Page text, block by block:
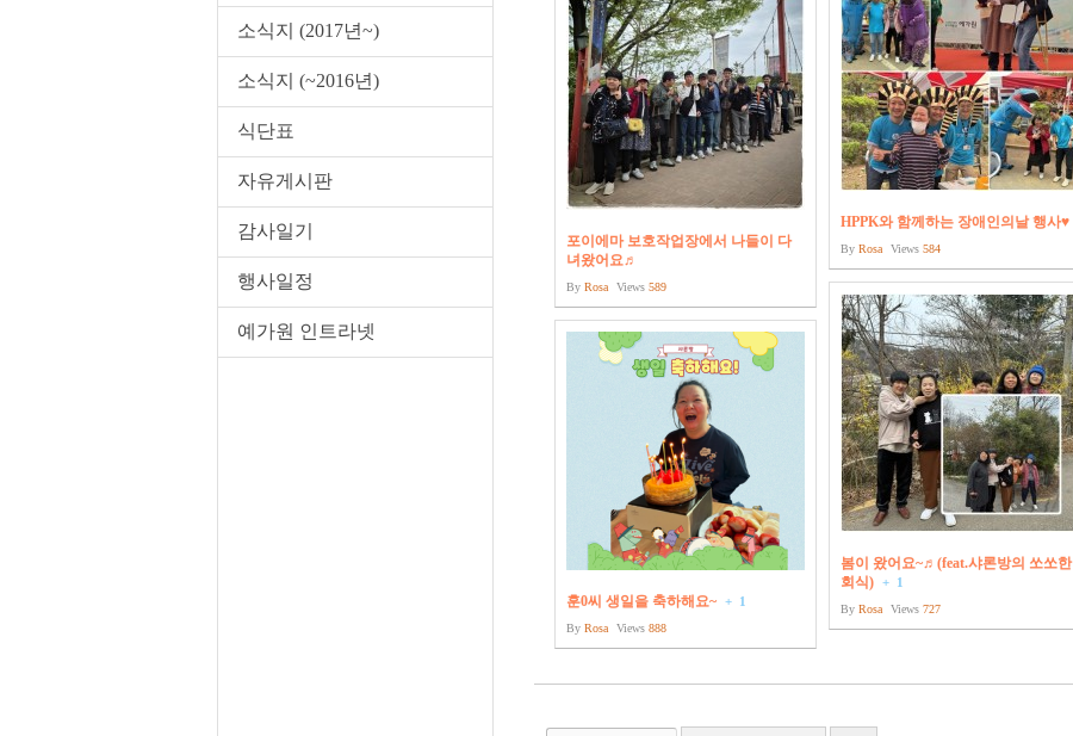
소식지 (2017년~)
소식지 (~2016년)
식단표
자유게시판
감사일기
행사일정
예가원 인트라넷
HPPK와 함께하는 장애인의날 행사♥
By Rosa Views 584
포이에마 보호작업장에서 나들이 다
녀왔어요♬
By Rosa Views 589
봄이 왔어요~♬(feat.샤론방의 쏘쏘한
회식) + 1
By Rosa Views 727
훈0씨 생일을 축하해요~ + 1
By Rosa Views 888